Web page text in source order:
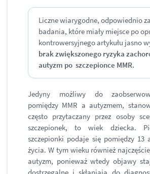
Liczne wiarygodne, odpowiednio
badania, które miały miejsce po
kontrowersyjnego artykułu jasno
brak zwiększonego ryzyka
autyzm po szczepionce MMR.
Jedyny możliwy do
pomiędzy MMR a autyzmem,
często przytaczany przez osoby
szczepionek, to wiek dziecka.
szczepionki podaje się pomiędzy 13
życia. W tym wieku również
autyzm, ponieważ wtedy objawy